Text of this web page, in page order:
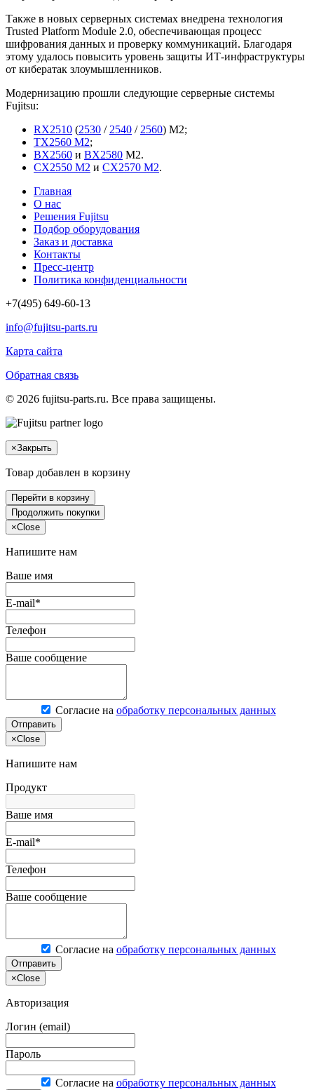
Также в новых серверных системах внедрена технология
Trusted Platform Module 2.0, обеспечивающая процесс
шифрования данных и проверку коммуникаций. Благодаря
этому удалось повысить уровень защиты ИТ-инфраструктуры
от кибератак злоумышленников.
Модернизацию прошли следующие серверные системы
Fujitsu:
RX2510 (2530 /2540 /2560) M2;
TX2560 M2;
BX2560 и BX2580 M2.
CX2550 M2 и CX2570 M2.
Главная
О нас
Решения Fujitsu
Подбор оборудования
Заказ и доставка
Контакты
Пресс-центр
Политика конфиденциальности
+7(495) 649-60-13
info@fujitsu-parts.ru
Карта сайта
Обратная связь
© 2026 fujitsu-parts.ru. Все права защищены.
×Закрыть
Товар добавлен в корзину
Перейти в корзину
Продолжить покупки
×Close
Напишите нам
Ваше имя
E-mail*
Телефон
Ваше сообщение
Согласие на обработку персональных данных
Отправить
×Close
Напишите нам
Продукт
Ваше имя
E-mail*
Телефон
Ваше сообщение
Согласие на обработку персональных данных
Отправить
×Close
Авторизация
Логин (email)
Пароль
Согласие на обработку персональных данных